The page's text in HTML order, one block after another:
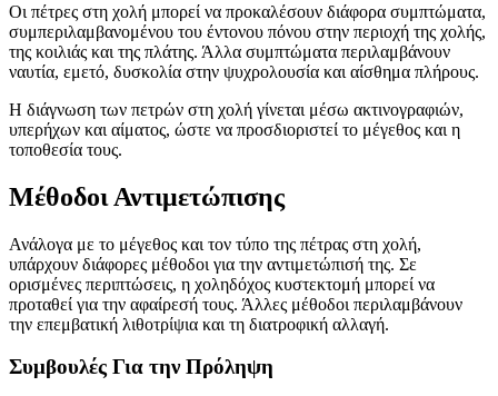
Οι πέτρες στη χολή μπορεί να προκαλέσουν διάφορα συμπτώματα,
συμπεριλαμβανομένου του έντονου πόνου στην περιοχή της χολής,
της κοιλιάς και της πλάτης. Άλλα συμπτώματα περιλαμβάνουν
ναυτία, εμετό, δυσκολία στην ψυχρολουσία και αίσθημα πλήρους.
Η διάγνωση των πετρών στη χολή γίνεται μέσω ακτινογραφιών,
υπερήχων και αίματος, ώστε να προσδιοριστεί το μέγεθος και η
τοποθεσία τους.
Μέθοδοι Αντιμετώπισης
Ανάλογα με το μέγεθος και τον τύπο της πέτρας στη χολή,
υπάρχουν διάφορες μέθοδοι για την αντιμετώπισή της. Σε
ορισμένες περιπτώσεις, η χοληδόχος κυστεκτομή μπορεί να
προταθεί για την αφαίρεσή τους. Άλλες μέθοδοι περιλαμβάνουν
την επεμβατική λιθοτρίψια και τη διατροφική αλλαγή.
Συμβουλές Για την Πρόληψη